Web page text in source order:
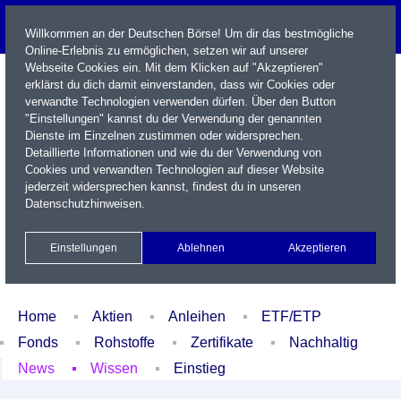
Name / WKN / ISIN / Kürzel
Xetra Realtime
Watchlist Portfolio Login
Home Aktien Anleihen
ETF/ETP
Fonds
Rohstoffe Zertifikate
Nachhaltig
News
Wissen Einstieg
Willkommen an der Deutschen Börse! Um dir das bestmögliche
Online-Erlebnis zu ermöglichen, setzen wir auf unserer
Webseite Cookies ein. Mit dem Klicken auf "Akzeptieren"
erklärst du dich damit einverstanden, dass wir Cookies oder
verwandte Technologien verwenden dürfen. Über den Button
"Einstellungen" kannst du der Verwendung der genannten
Dienste im Einzelnen zustimmen oder widersprechen.
Detaillierte Informationen und wie du der Verwendung von
Cookies und verwandten Technologien auf dieser Website
jederzeit widersprechen kannst, findest du in unseren
Datenschutzhinweisen.
Einstellungen Ablehnen Akzeptieren